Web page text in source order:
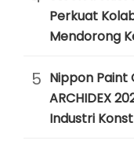
Perkuat
Mendorong
5 Nippon Paint
ARCHIDEX
Industri